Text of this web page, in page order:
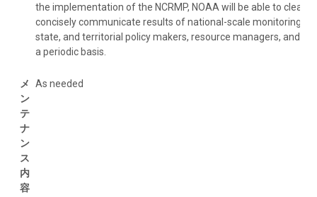
the implementation of the NCRMP, NOAA will be able to clearly
concisely communicate results of national-scale monitoring to
state, and territorial policy makers, resource managers, and
a periodic basis.
メ
ン
テ
ナ
ン
ス
内
容
As needed